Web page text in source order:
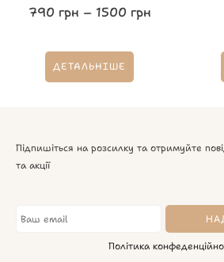
790 грн – 1500 грн
ДЕТАЛЬНІШЕ
Підпишіться на розсилку та отримуйте
та акції
Політика